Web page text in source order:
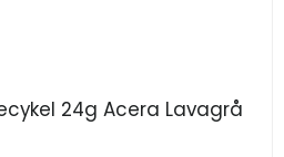
24g Acera Lavagrå